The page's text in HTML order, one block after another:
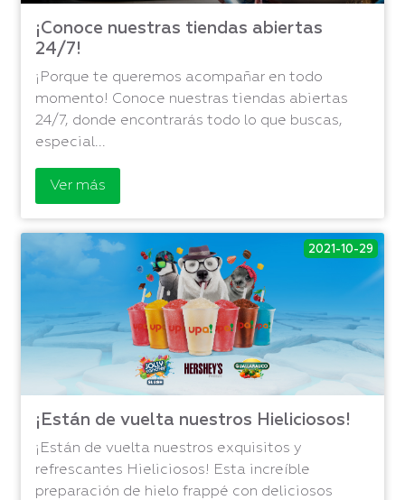
¡Conoce nuestras tiendas abiertas
24/7!
¡Porque te queremos acompañar en todo
momento! Conoce nuestras tiendas abiertas
24/7, donde encontrarás todo lo que buscas,
especial...
Ver más
2021-10-29
¡Están de vuelta nuestros Hieliciosos!
¡Están de vuelta nuestros exquisitos y
refrescantes Hieliciosos! Esta increíble
preparación de hielo frappé con deliciosos